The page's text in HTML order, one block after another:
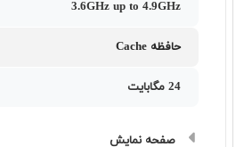
3.6GHz up to 4.9GHz
حافظه Cache
24 مگابایت
صفحه نمایش